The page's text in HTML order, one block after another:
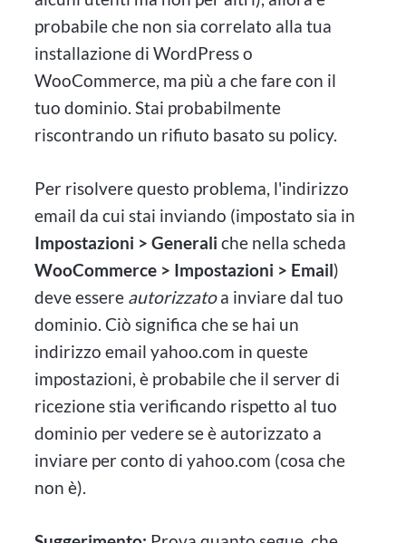
probabile che non sia correlato alla tua
installazione di WordPress o
WooCommerce, ma più a che fare con il
tuo dominio. Stai probabilmente
riscontrando un rifiuto basato su policy.
Per risolvere questo problema, l'indirizzo
email da cui stai inviando (impostato sia in
Impostazioni > Generali che nella scheda
WooCommerce > Impostazioni > Email)
deve essere autorizzatoa inviare dal tuo
dominio. Ciò significa che se hai un
indirizzo email yahoo.com in queste
impostazioni, è probabile che il server di
ricezione stia verificando rispetto al tuo
dominio per vedere se è autorizzato a
inviare per conto di yahoo.com (cosa che
non è).